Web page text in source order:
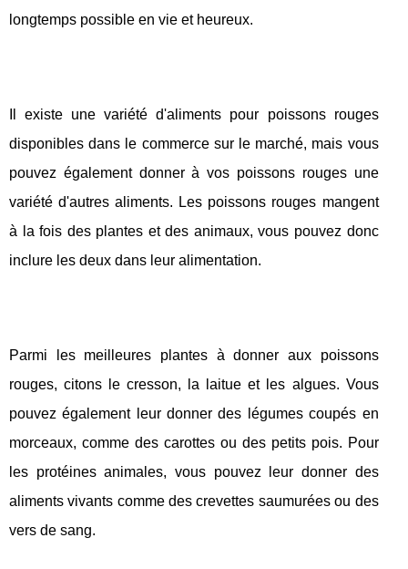
longtemps possible en vie et heureux.
Il existe une variété d'aliments pour poissons rouges
disponibles dans le commerce sur le marché, mais vous
pouvez également donner à vos poissons rouges une
variété d'autres aliments. Les poissons rouges mangent
à la fois des plantes et des animaux, vous pouvez donc
inclure les deux dans leur alimentation.
Parmi les meilleures plantes à donner aux poissons
rouges, citons le cresson, la laitue et les algues. Vous
pouvez également leur donner des légumes coupés en
morceaux, comme des carottes ou des petits pois. Pour
les protéines animales, vous pouvez leur donner des
aliments vivants comme des crevettes saumurées ou des
vers de sang.